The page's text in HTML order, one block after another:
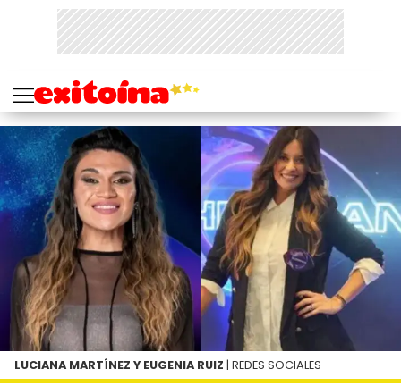
LUCIANA MARTÍNEZ Y EUGENIA RUIZ | REDES SOCIALES